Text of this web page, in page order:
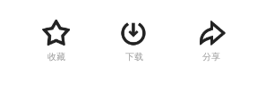
收藏 下载 分享